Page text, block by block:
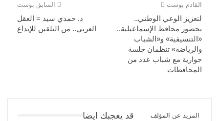
السابق بوست
د. حمدي سيد = العقل
العربي.. من التلقين للإبداع
القادم بوست
لتعزيز الوعي الوطني..
بحضور محافظ الإسماعيلية..
«التنسيقية» و«الشباب
والرياضة» تنظمان جلسة
حوارية مع شباب عدد من
المحافظات
قد يعجبك ايضا المزيد عن المؤلف